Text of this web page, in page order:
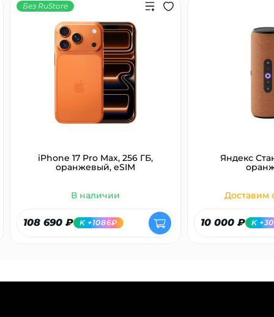
Без RuStore
iPhone 17 Pro Max, 256 ГБ,
оранжевый, eSIM
В наличии
108 690 ₽ K +1086₽
Яндекс
Доставим
10 000 ₽ K